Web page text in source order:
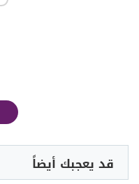
قد يعجبك أيضاً